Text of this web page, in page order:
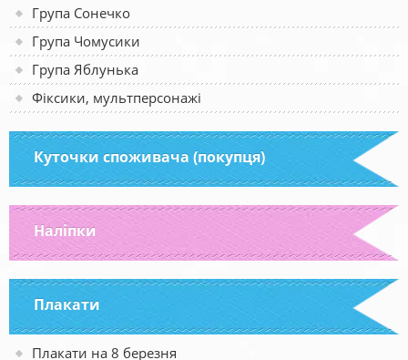
Група Сонечко
Група Чомусики
Група Яблунька
Фіксики, мультперсонажі
Куточки споживача (покупця)
Наліпки
Плакати
Плакати на 8 березня